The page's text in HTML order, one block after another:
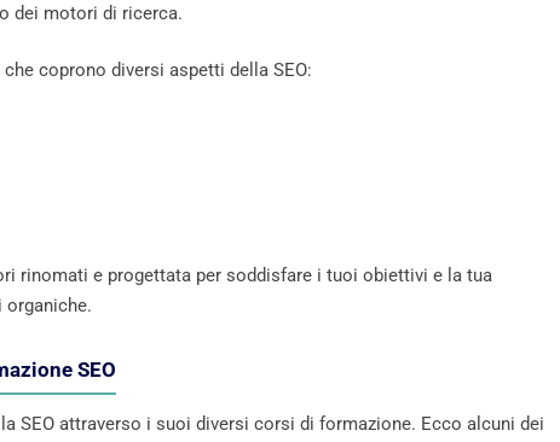
dei motori di ricerca.
coprono diversi aspetti della SEO:
rinomati e progettata per soddisfare i tuoi obiettivi e la tua
organiche.
SEO
SEO attraverso i suoi diversi corsi di formazione. Ecco alcuni dei